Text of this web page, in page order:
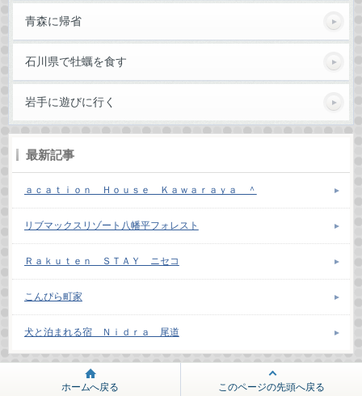
青森に帰省
石川県で牡蠣を食す
岩手に遊びに行く
最新記事
ａｃａｔｉｏｎ Ｈｏｕｓｅ Ｋａｗａｒａｙａ ＾
リブマックスリゾート八幡平フォレスト
Ｒａｋｕｔｅｎ ＳＴＡＹ ニセコ
こんぴら町家
犬と泊まれる宿 Ｎｉｄｒａ 尾道
ホームへ戻る このページの先頭へ戻る